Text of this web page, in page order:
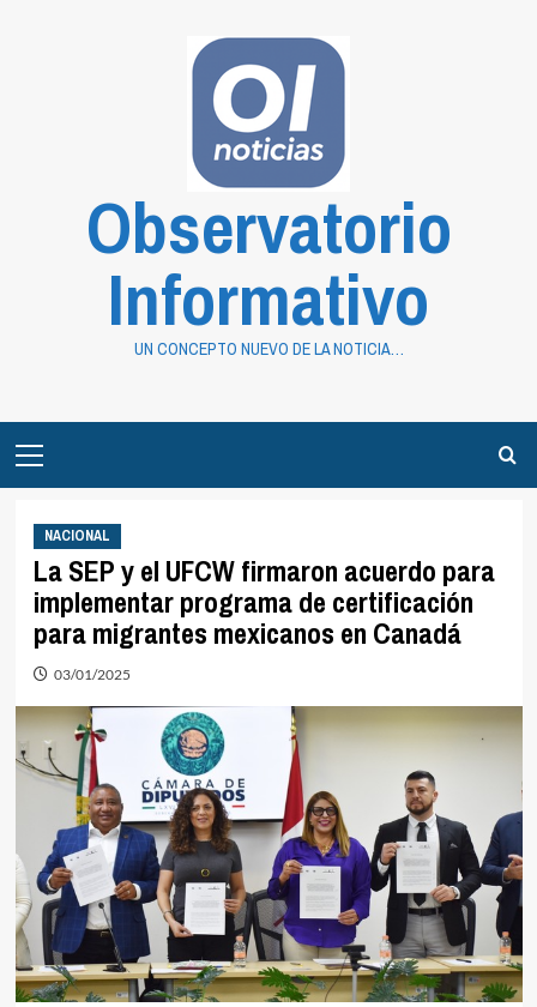
Observatorio
Informativo
UN CONCEPTO NUEVO DE LA NOTICIA…
Menu
NACIONAL
La SEP y el UFCW firmaron acuerdo para
implementar programa de certificación
para migrantes mexicanos en Canadá
03/01/2025